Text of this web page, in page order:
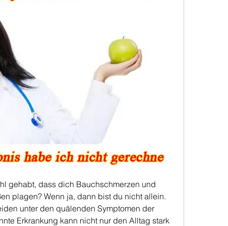
gehabt, dass dich Bauchschmerzen und
plagen? Wenn ja, dann bist du nicht allein.
unter den quälenden Symptomen der
Erkrankung kann nicht nur den Alltag stark